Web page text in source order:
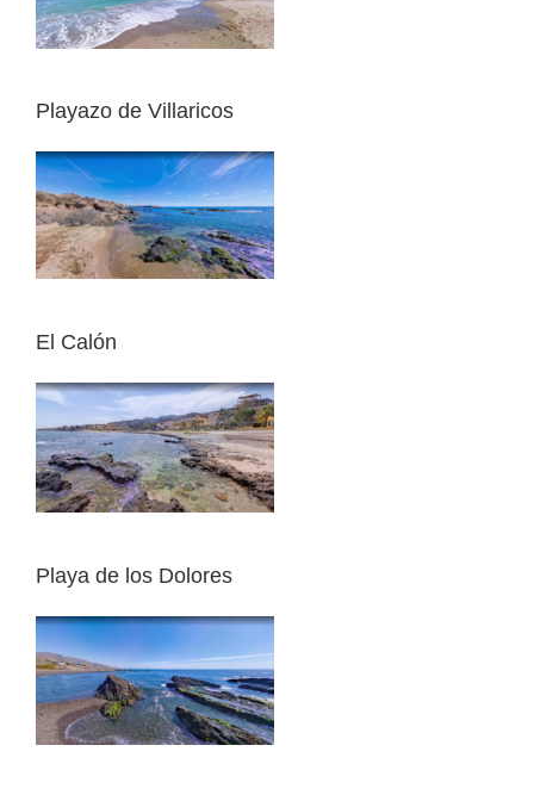
Playazo de Villaricos
El Calón
Playa de los Dolores